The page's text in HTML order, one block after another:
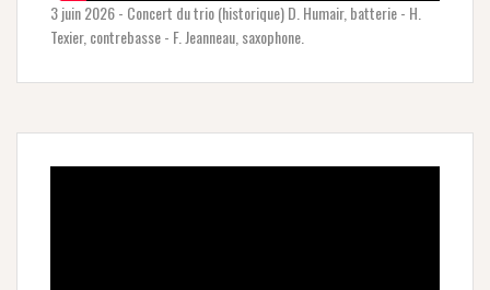
3 juin 2026 - Concert du trio (historique) D. Humair, batterie - H.
Texier, contrebasse - F. Jeanneau, saxophone.